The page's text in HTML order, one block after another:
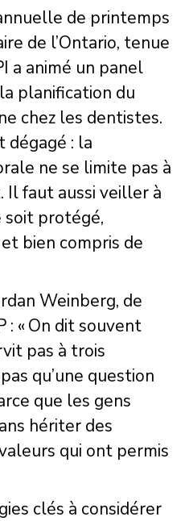
de printemps
de l’Ontario, tenue
a animé un panel
planification du
chez les dentistes.
dégagé : la
ne se limite pas à
Il faut aussi veiller à
soit protégé,
bien compris de
Weinberg, de
: « On dit souvent
pas à trois
qu’une question
que les gens
hériter des
qui ont permis
clés à considérer